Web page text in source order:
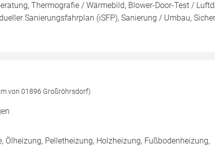
Thermografie / Wärmebild, Blower-Door-Test /
Sanierungsfahrplan (iSFP), Sanierung / Umbau,
von 01896 Großröhrsdorf)
Ölheizung, Pelletheizung, Holzheizung, Fußbodenheizung,